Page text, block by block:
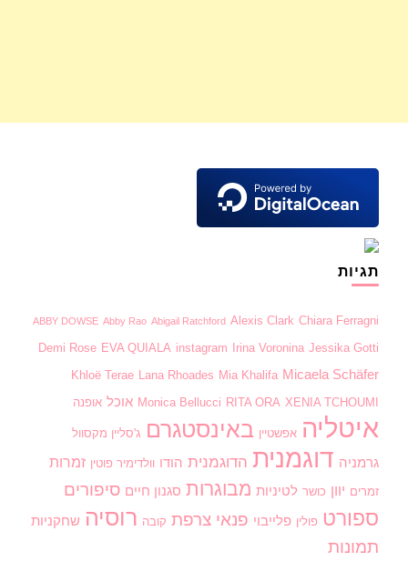
תגיות
ABBY DOWSE Abby Rao Abigail Ratchford Alexis Clark Chiara Ferragni
Demi Rose EVA QUIALA instagram Irina Voronina Jessika Gotti
Khloë Terae
Lana Rhoades Mia Khalifa Micaela Schäfer
Monica Bellucci RITA ORA XENIA TCHOUMI אוכל אופנה
איטליה אפשטיין באינסטגרם ג'סליין מקסוול
גרמניה דוגמנית הדוגמנית הודו וולדימיר פוטין זמרות
זמרים יוון כושר לטיניות מבוגרות סגנון חיים סיפורים
ספורט פולין פלייבוי פנאי צרפת קובה רוסיה שחקניות
תמונות